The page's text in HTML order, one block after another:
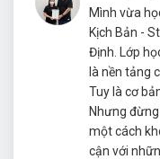
Mình vừa
Kịch Bản -
Định. Lớp
là nền tảng
Tuy là cơ
Nhưng
một cách
cận với